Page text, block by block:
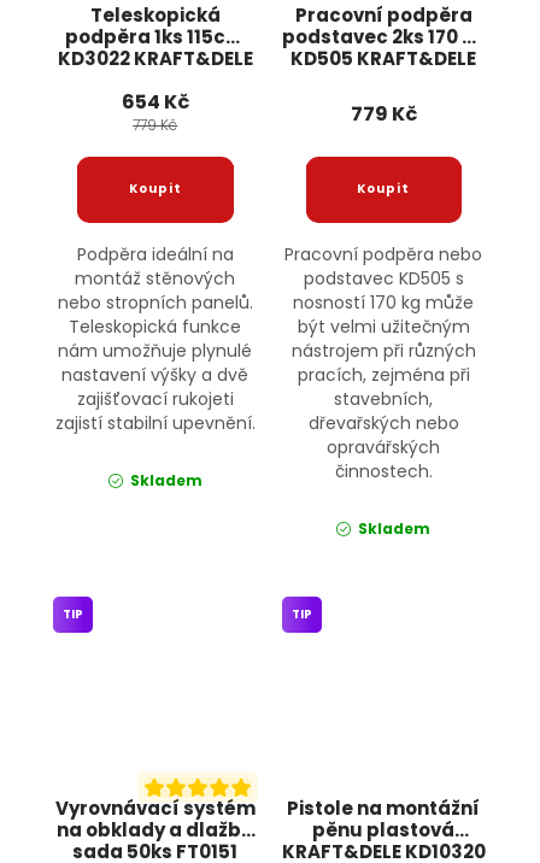
Teleskopická
podpěra 1ks 115cm
KD3022 KRAFT&DELE
654 Kč
779 Kč
Podpěra ideální na
montáž stěnových
nebo stropních panelů.
Teleskopická funkce
nám umožňuje plynulé
nastavení výšky a dvě
zajišťovací rukojeti
zajistí stabilní upevnění.
Skladem
Pracovní podpěra
podstavec 2ks 170 kg
KD505 KRAFT&DELE
779 Kč
Pracovní podpěra nebo
podstavec KD505 s
nosností 170 kg může
být velmi užitečným
nástrojem při různých
pracích, zejména při
stavebních,
dřevařských nebo
opravářských
činnostech.
Skladem
Vyrovnávací systém
na obklady a dlažbu
sada 50ks FT0151
TIP
Pistole na montážní
pěnu plastová
KRAFT&DELE KD10320
TIP